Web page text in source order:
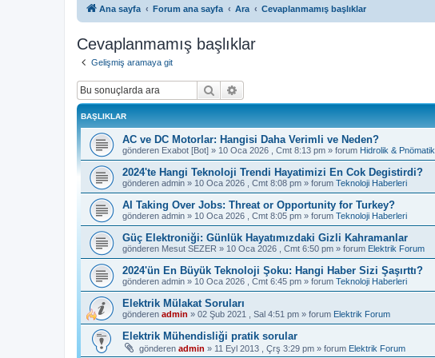
Ana sayfa Forum ana sayfa Ara Cevaplanmamış başlıklar
Cevaplanmamış başlıklar
Gelişmiş aramaya git
Ara
BAŞLIKLAR
AC ve DC Motorlar: Hangisi Daha Verimli ve Neden?
gönderen Exabot [Bot] » 10 Oca 2026 , Cmt 8:13 pm » forum Hidrolik & Pnömatik
2024'te Hangi Teknoloji Trendi Hayatimizi En Cok Degistirdi?
gönderen admin » 10 Oca 2026 , Cmt 8:08 pm » forum Teknoloji Haberleri
AI Taking Over Jobs: Threat or Opportunity for Turkey?
gönderen admin » 10 Oca 2026 , Cmt 8:05 pm » forum Teknoloji Haberleri
Güç Elektroniği: Günlük Hayatımızdaki Gizli Kahramanlar
gönderen Mesut SEZER » 10 Oca 2026 , Cmt 6:50 pm » forum Elektrik Forum
2024'ün En Büyük Teknoloji Şoku: Hangi Haber Sizi Şaşırttı?
gönderen admin » 10 Oca 2026 , Cmt 6:45 pm » forum Teknoloji Haberleri
Elektrik Mülakat Soruları
gönderen admin » 02 Şub 2021 , Sal 4:51 pm » forum Elektrik Forum
Elektrik Mühendisliği pratik sorular
gönderen admin » 11 Eyl 2013 , Çrş 3:29 pm » forum Elektrik Forum